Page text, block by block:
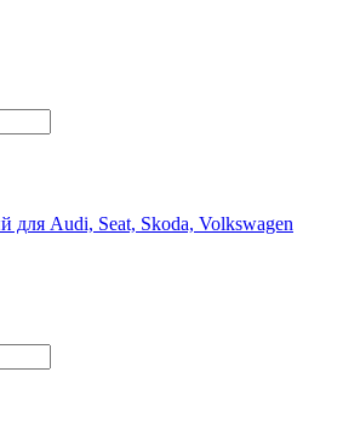
для Audi, Seat, Skoda, Volkswagen